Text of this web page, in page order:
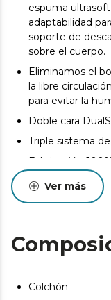
espuma
adaptabilidad
soporte de
sobre el cuerpo.
Eliminamos el
la libre
para evitar la
Doble cara
Triple sistema
Fabricación
Diseñado y
Diseño cuidado
Pueden existir
mostrado y el
la calidad ni a la
Ver más
Colchón